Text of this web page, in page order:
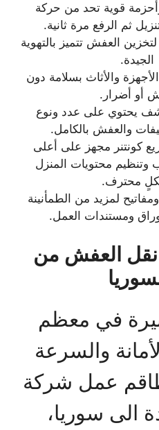
قوية تحد من حركة
ثم الرفع مرة ثانية.
العفش تتميز بالتهوية
الجيدة.
والأثاث بسلامة دون
أو أضرار.
يحتوي على عدد ونوع
والعفش بالكامل.
كونتنر مجهز على أعلى
وتنظيم محتويات المنزل
محترف.
لمزيد من الطمأنينة
ومستندات العمل.
العفش من
في معظم
والسرعة
عمل شركة
سوريا،